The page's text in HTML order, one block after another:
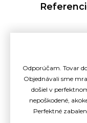
Odporúčam. Tovar
Objednávali sme
došiel v
nepoškodené,
Perfektné